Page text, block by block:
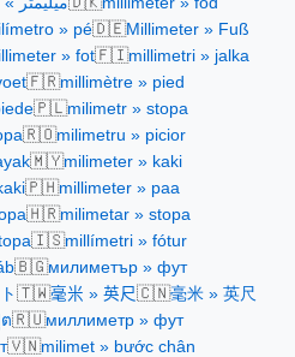
» pé🇩🇪Millimeter » Fuß
» fot🇫🇮millimetri » jalka
🇫🇷millimètre » pied
🇵🇱milimetr » stopa
🇷🇴milimetru » picior
🇲🇾milimeter » kaki
🇵🇭millimeter » paa
🇭🇷milimetar » stopa
🇮🇸millímetri » fótur
🇧🇬милиметър » фут
🇹🇼毫米 » 英尺🇨🇳毫米 » 英尺
🇷🇺миллиметр » фут
🇻🇳milimet » bước chân